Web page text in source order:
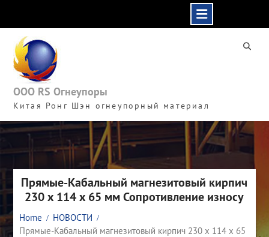
content
ООО RS Огнеупоры
Китая Ронг Шэн огнеупорный материал
Прямые-Кабальный магнезитовый кирпич
230 x 114 x 65 мм Сопротивление износу
Home
НОВОСТИ
Прямые-Кабальный магнезитовый кирпич 230 x 114 x 65